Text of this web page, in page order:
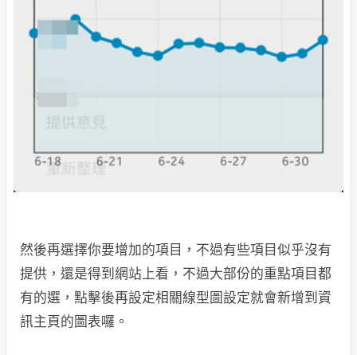
然後再選擇你要增加的項目，不過有些項目似乎沒有
提供，還是得到網站上看，不過大部份的重點項目都
有的選，點擊後再設定相關線型圖設定就會新增到資
訊主頁的圖表囉。